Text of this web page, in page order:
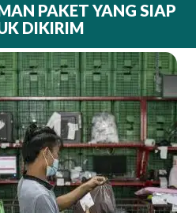
PAKET YANG SIAP
DIKIRIM